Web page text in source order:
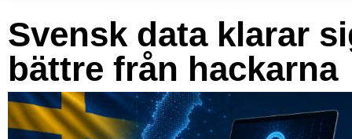
Svensk data klarar
bättre från hackarna